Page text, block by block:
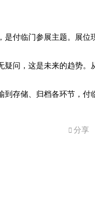
是付临门参展主题。展位
问，这是未来的趋势。
存储、归档各环节，付
 分享